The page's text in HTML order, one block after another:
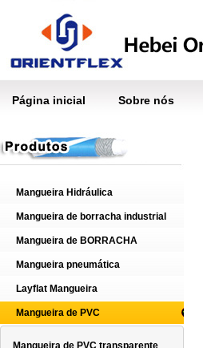
Página inicial Sobre nós
Mangueira Hidráulica
Mangueira de borracha industrial
Mangueira de BORRACHA
Mangueira pneumática
Layflat Mangueira
Mangueira de PVC
Mangueira de PVC transparente